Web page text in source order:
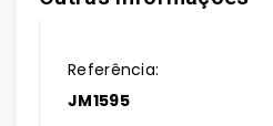
Referência:
JM1595